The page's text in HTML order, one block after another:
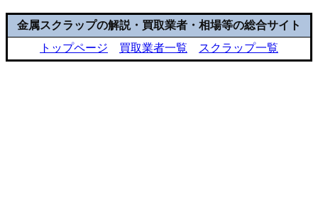
金属スクラップの解説・買取業者・相場等の総合サイト
トップページ
買取業者一覧 スクラップ一覧